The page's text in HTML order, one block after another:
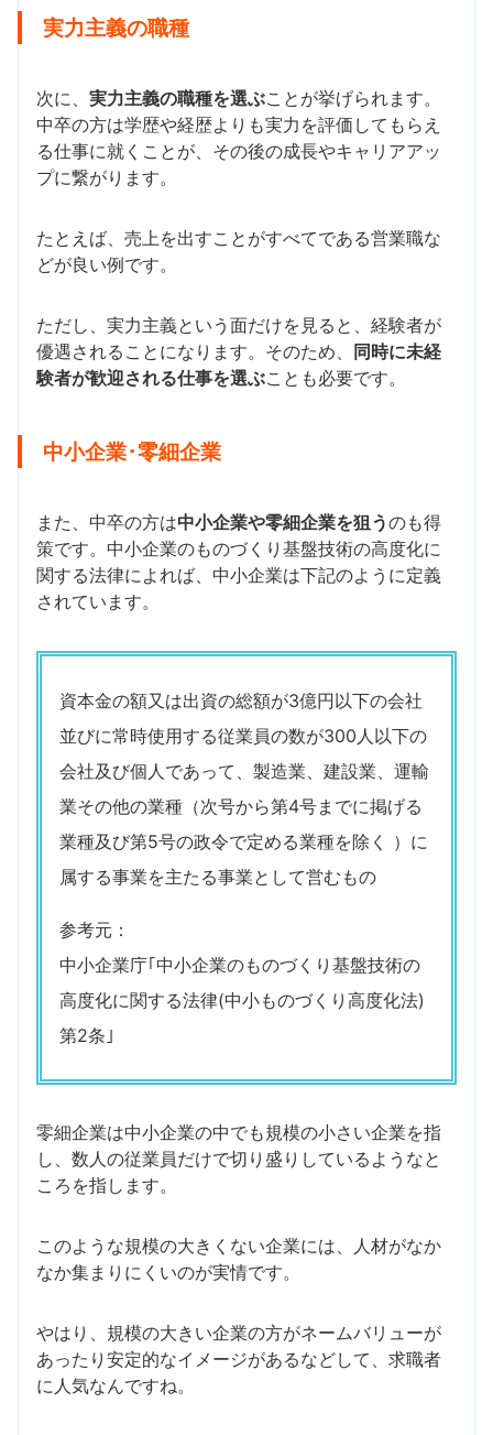
実力主義の職種
次に、 実力主義の職種を選ぶことが挙げられます。
中卒の方は学歴や経歴よりも実力を評価してもらえ
る仕事に就くことが、その後の成長やキャリアアッ
プに繋がります。
たとえば、売上を出すことがすべてである営業職な
どが良い例です。
ただし、実力主義という面だけを見ると、経験者が
優遇されることになります。そのため、
同時に未経
験者が歓迎される仕事を選ぶことも必要です。
中小企業･零細企業
また、中卒の方は中小企業や零細企業を狙うのも得
策です。中小企業のものづくり基盤技術の高度化に
関する法律によれば、中小企業は下記のように定義
されています。
資本金の額又は出資の総額が3億円以下の会社
並びに常時使用する従業員の数が300人以下の
会社及び個人であって、製造業、建設業、運輸
業その他の業種（次号から第4号までに掲げる
業種及び第5号の政令で定める業種を除く ）に
属する事業を主たる事業として営むもの
参考元：
中小企業庁｢中小企業のものづくり基盤技術の
高度化に関する法律(中小ものづくり高度化法)
第2条｣
零細企業は中小企業の中でも規模の小さい企業を指
し、数人の従業員だけで切り盛りしているようなと
ころを指します。
このような規模の大きくない企業には、人材がなか
なか集まりにくいのが実情です。
やはり、規模の大きい企業の方がネームバリューが
あったり安定的なイメージがあるなどして、求職者
に人気なんですね。